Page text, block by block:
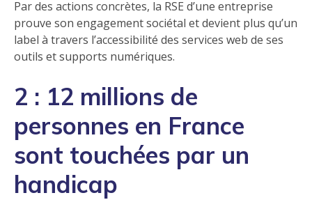
Par des actions concrètes, la RSE d’une entreprise
prouve son engagement sociétal et devient plus qu’un
label à travers l’accessibilité des services web de ses
outils et supports numériques.
2 : 12 millions de
personnes en France
sont touchées par un
handicap